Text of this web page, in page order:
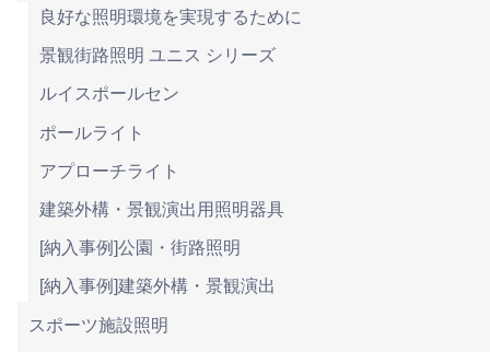
良好な照明環境を実現するために
景観街路照明 ユニス シリーズ
ルイスポールセン
ポールライト
アプローチライト
建築外構・景観演出用照明器具
[納入事例]公園・街路照明
[納入事例]建築外構・景観演出
スポーツ施設照明